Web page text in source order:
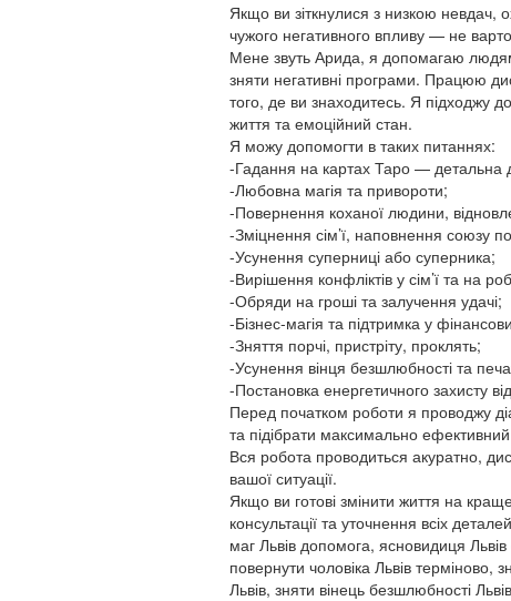
Якщо ви зіткнулися з низкою невдач,
чужого негативного впливу — не
Мене звуть Арида, я допомагаю
зняти негативні програми. Працюю
того, де ви знаходитесь. Я підходжу
життя та емоційний стан.
Я можу допомогти в таких питаннях:
-Гадання на картах Таро — детальна
-Любовна магія та привороти;
-Повернення коханої людини,
-Зміцнення сім’ї, наповнення союзу
-Усунення суперниці або суперника;
-Вирішення конфліктів у сім’ї та на
-Обряди на гроші та залучення удачі;
-Бізнес-магія та підтримка у
-Зняття порчі, пристріту, проклять;
-Усунення вінця безшлюбності та
-Постановка енергетичного захисту
Перед початком роботи я проводжу
та підібрати максимально ефективний
Вся робота проводиться акуратно,
вашої ситуації.
Якщо ви готові змінити життя на
консультації та уточнення всіх
маг Львів допомога, ясновидиця
повернути чоловіка Львів терміново,
Львів, зняти вінець безшлюбності